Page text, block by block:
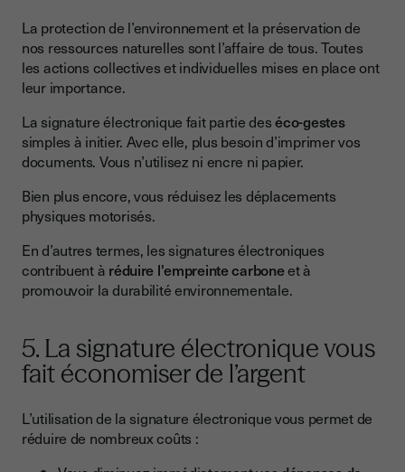
La protection de l’environnement et la préservation de
nos ressources naturelles sont l’affaire de tous. Toutes
les actions collectives et individuelles mises en place ont
leur importance.
La signature électronique fait partie deséco-gestes
simples à initier. Avec elle, plus besoin d’imprimer vos
documents. Vous n’utilisez ni encre ni papier.
Bien plus encore, vous réduisez les déplacements
physiques motorisés.
En d’autres termes, les signatures électroniques
contribuent à réduire l'empreinte carboneet à
promouvoir la durabilité environnementale.
5. La signature électronique vous
fait économiser de l’argent
L’utilisation de la signature électronique vous permet de
réduire de nombreux coûts :